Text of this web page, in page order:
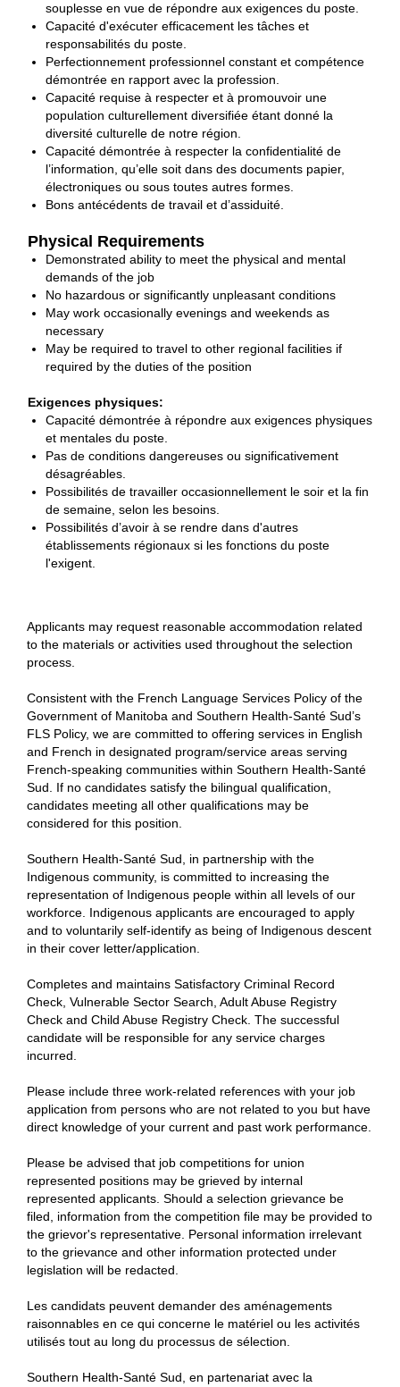
souplesse en vue de répondre aux exigences du poste.
Capacité d'exécuter efficacement les tâches et
responsabilités du poste.
Perfectionnement professionnel constant et compétence
démontrée en rapport avec la profession.
Capacité requise à respecter et à promouvoir une
population culturellement diversifiée étant donné la
diversité culturelle de notre région.
Capacité démontrée à respecter la confidentialité de
l’information, qu’elle soit dans des documents papier,
électroniques ou sous toutes autres formes.
Bons antécédents de travail et d’assiduité.
Physical Requirements
Demonstrated ability to meet the physical and mental
demands of the job
No hazardous or significantly unpleasant conditions
May work occasionally evenings and weekends as
necessary
May be required to travel to other regional facilities if
required by the duties of the position
Exigences physiques:
Capacité démontrée à répondre aux exigences physiques
et mentales du poste.
Pas de conditions dangereuses ou significativement
désagréables.
Possibilités de travailler occasionnellement le soir et la fin
de semaine, selon les besoins.
Possibilités d’avoir à se rendre dans d'autres
établissements régionaux si les fonctions du poste
l'exigent.
Applicants may request reasonable accommodation related
to the materials or activities used throughout the selection
process.
Consistent with the French Language Services Policy of the
Government of Manitoba and Southern Health-Santé Sud’s
FLS Policy, we are committed to offering services in English
and French in designated program/service areas serving
French-speaking communities within Southern Health-Santé
Sud. If no candidates satisfy the bilingual qualification,
candidates meeting all other qualifications may be
considered for this position.
Southern Health-Santé Sud, in partnership with the
Indigenous community, is committed to increasing the
representation of Indigenous people within all levels of our
workforce. Indigenous applicants are encouraged to apply
and to voluntarily self-identify as being of Indigenous descent
in their cover letter/application.
Completes and maintains Satisfactory Criminal Record
Check, Vulnerable Sector Search, Adult Abuse Registry
Check and Child Abuse Registry Check. The successful
candidate will be responsible for any service charges
incurred.
Please include three work-related references with your job
application from persons who are not related to you but have
direct knowledge of your current and past work performance.
Please be advised that job competitions for union
represented positions may be grieved by internal
represented applicants. Should a selection grievance be
filed, information from the competition file may be provided to
the grievor's representative. Personal information irrelevant
to the grievance and other information protected under
legislation will be redacted.
Les candidats peuvent demander des aménagements
raisonnables en ce qui concerne le matériel ou les activités
utilisés tout au long du processus de sélection.
Southern Health-Santé Sud, en partenariat avec la